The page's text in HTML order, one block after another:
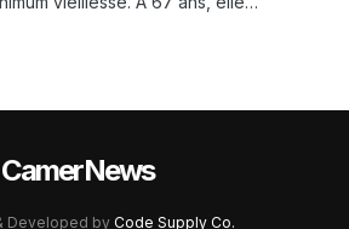
CamerNews
Developed byCode Supply Co.